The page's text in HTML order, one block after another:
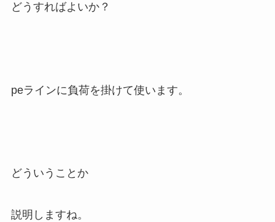
どうすればよいか？
peラインに負荷を掛けて使います。
どういうことか
説明しますね。